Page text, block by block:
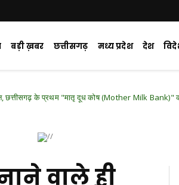
बड़ी ख़बर छत्तीसगढ़ मध्य प्रदेश देश
"मातृ दूध कोष (Mother Milk Bank)" की घोषणा
वाले ही